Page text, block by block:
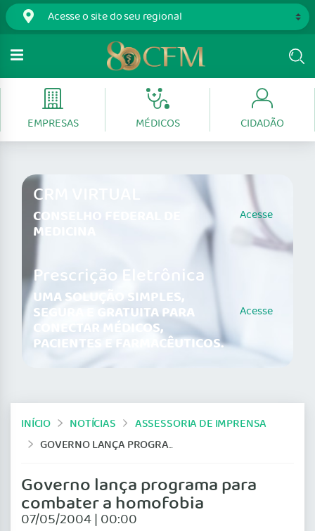
EMPRESAS MÉDICOS CIDADÃO
CRM VIRTUAL
CONSELHO FEDERAL DE
MEDICINA
Acesse
Prescrição Eletrônica
UMA SOLUÇÃO SIMPLES,
SEGURA E GRATUITA PARA
CONECTAR MÉDICOS,
PACIENTES E FARMACÊUTICOS.
Acesse
INÍCIO NOTÍCIAS
ASSESSORIA DE IMPRENSA
GOVERNO LANÇA PROGRAMA PARA COMBATER A HOMOFOBIA
Governo lança programa para
combater a homofobia
07/05/2004 | 00:00